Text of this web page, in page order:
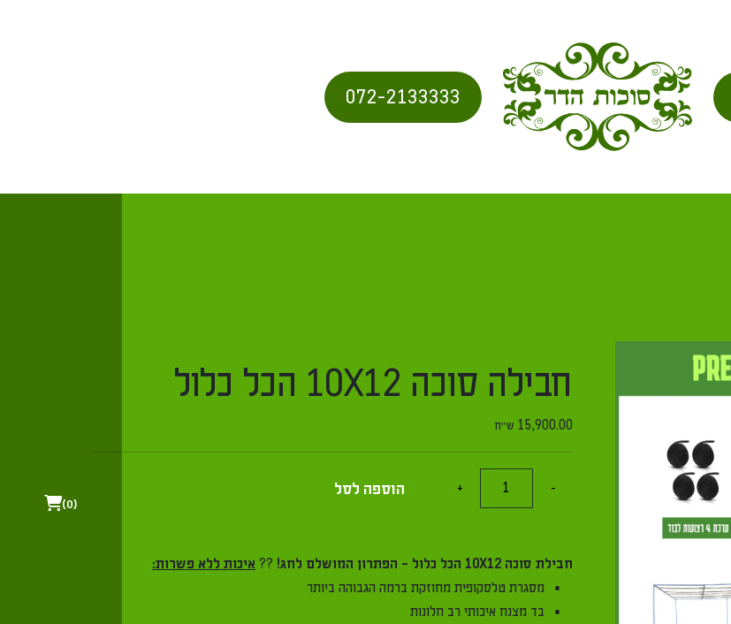
072-2133333
חבילה סוכה 10X12 הכל כלול
ש"ח
הוספה לסל
חבילת סוכה 10X12 הכל כלול - הפתרון המושלם לחג! ??
איכות ללא פשרות:
מסגרת טלסקופית מחוזקת ברמה הגבוהה ביותר
בד מצנח איכותי רב חלונות